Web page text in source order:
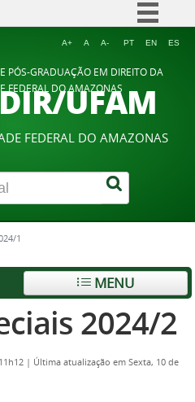
Simplifique!
Comunica BR
Participe
Acesso à informação
Legislação
Canais
A+ A A- PT EN ES
PÓS-GRADUAÇÃO EM DIREITO DA
FEDERAL DO AMAZONAS
UFAM
FEDERAL DO AMAZONAS
1
MENU
2024/2
| Última atualização em Sexta, 10 de